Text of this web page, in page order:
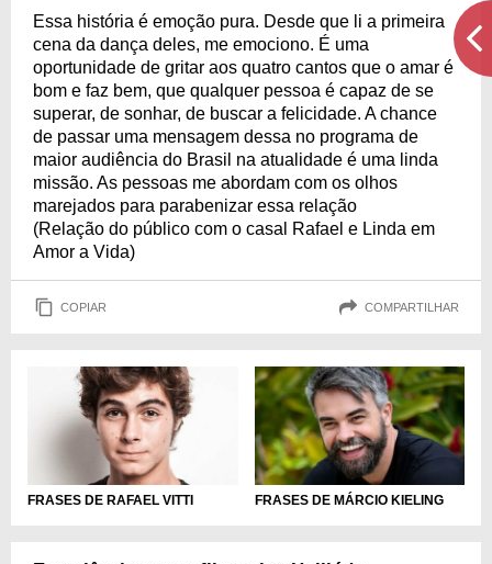
Essa história é emoção pura. Desde que li a primeira
cena da dança deles, me emociono. É uma
oportunidade de gritar aos quatro cantos que o amar é
bom e faz bem, que qualquer pessoa é capaz de se
superar, de sonhar, de buscar a felicidade. A chance
de passar uma mensagem dessa no programa de
maior audiência do Brasil na atualidade é uma linda
missão. As pessoas me abordam com os olhos
marejados para parabenizar essa relação
(Relação do público com o casal Rafael e Linda em
Amor a Vida)
COPIAR COMPARTILHAR
FRASES DE RAFAEL VITTI FRASES DE MÁRCIO KIELING